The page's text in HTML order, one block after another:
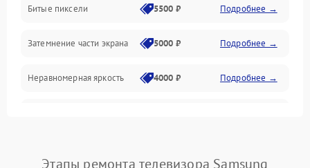
Механические повреждения
Программное обеспечение
Битые пиксели 5500 ₽ Подробнее →
Затемнение части экрана 5000 ₽ Подробнее →
Неравномерная яркость 4000 ₽ Подробнее →
Этапы ремонта телевизора Samsung